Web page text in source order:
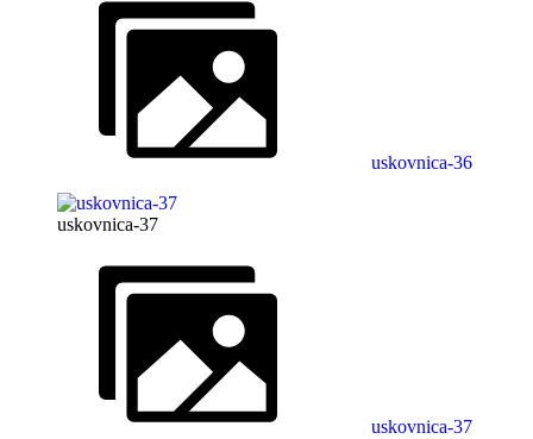
uskovnica-36
uskovnica-37
uskovnica-37